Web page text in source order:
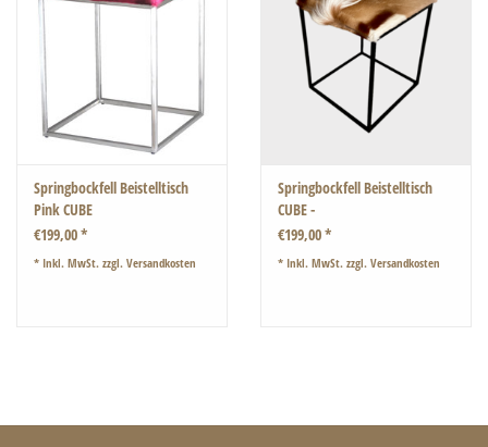
Springbockfell Beistelltisch
Pink CUBE
€199,00 *
* Inkl. MwSt. zzgl. Versandkosten
Springbockfell Beistelltisch
CUBE -
€199,00 *
* Inkl. MwSt. zzgl. Versandkosten